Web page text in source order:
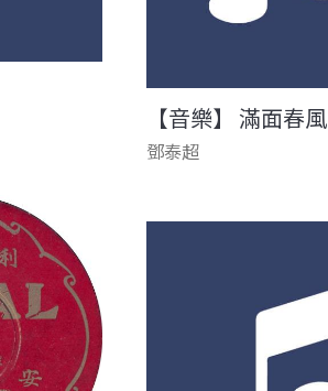
【音樂】 滿面春風
鄧泰超